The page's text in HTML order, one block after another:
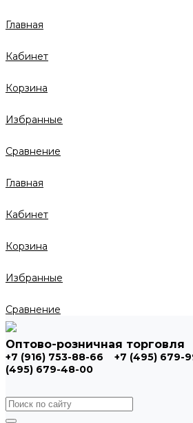
Главная
Кабинет
Корзина
Избранные
Сравнение
Главная
Кабинет
Корзина
Избранные
Сравнение
Оптово-розничная торговля
+7 (916) 753-88-66 +7 (495) 679-
(495) 679-48-00